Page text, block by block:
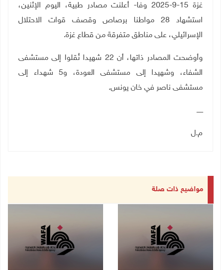
غزة 15-9-2025 وفا- أعلنت مصادر طبية، اليوم الإثنين،
استشهاد 28 مواطنا برصاص وقصف قوات الاحتلال
الإسرائيلي، على مناطق متفرقة من قطاع غزة.
وأوضحت المصادر ذاتها، أن 22 شهيدا نُقلوا إلى مستشفى
الشفاء، وشهيدا إلى مستشفى العودة، و5 شهداء إلى
مستشفى ناصر في خان يونس.
ــــــ
م.ل
مواضيع ذات صلة